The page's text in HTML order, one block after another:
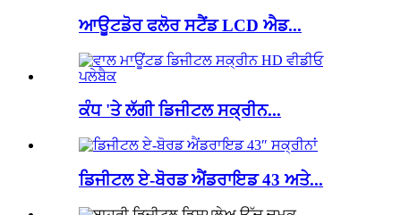
ਆਊਟਡੋਰ ਫਲੋਰ ਸਟੈਂਡ LCD ਐਡ...
ਕੰਧ 'ਤੇ ਲੱਗੀ ਡਿਜੀਟਲ ਸਕ੍ਰੀਨ...
ਡਿਜੀਟਲ ਏ-ਬੋਰਡ ਐਂਡਰਾਇਡ 43 ਅਤੇ...